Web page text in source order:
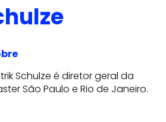
Schulze é diretor geral da
São Paulo e Rio de Janeiro.